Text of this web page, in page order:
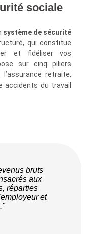
sociale
système de sécurité
qui constitue
et fidéliser vos
sur cinq piliers
l’assurance retraite,
accidents du travail
bruts
aux
réparties
et